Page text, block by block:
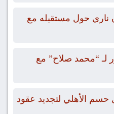
ناري حول مستقبله مع
“محمد صلاح” مع
الأهلي لتجديد عقود